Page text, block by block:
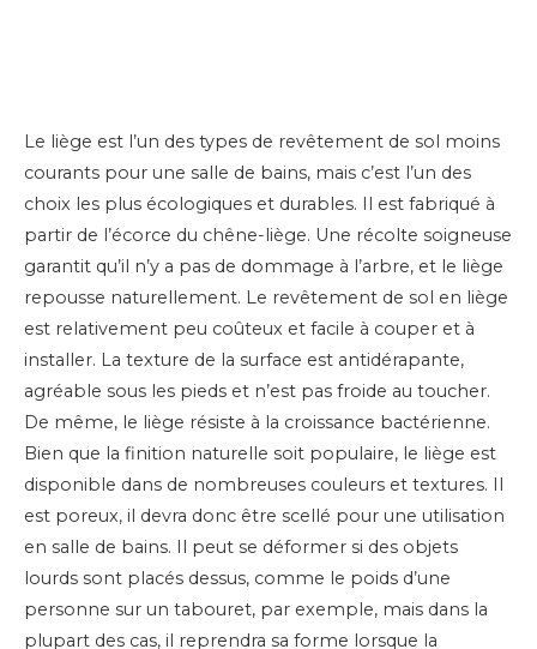
Le liège est l’un des types de revêtement de sol moins
courants pour une salle de bains, mais c’est l’un des
choix les plus écologiques et durables. Il est fabriqué à
partir de l’écorce du chêne-liège. Une récolte soigneuse
garantit qu’il n’y a pas de dommage à l’arbre, et le liège
repousse naturellement. Le revêtement de sol en liège
est relativement peu coûteux et facile à couper et à
installer. La texture de la surface est antidérapante,
agréable sous les pieds et n’est pas froide au toucher.
De même, le liège résiste à la croissance bactérienne.
Bien que la finition naturelle soit populaire, le liège est
disponible dans de nombreuses couleurs et textures. Il
est poreux, il devra donc être scellé pour une utilisation
en salle de bains. Il peut se déformer si des objets
lourds sont placés dessus, comme le poids d’une
personne sur un tabouret, par exemple, mais dans la
plupart des cas, il reprendra sa forme lorsque la